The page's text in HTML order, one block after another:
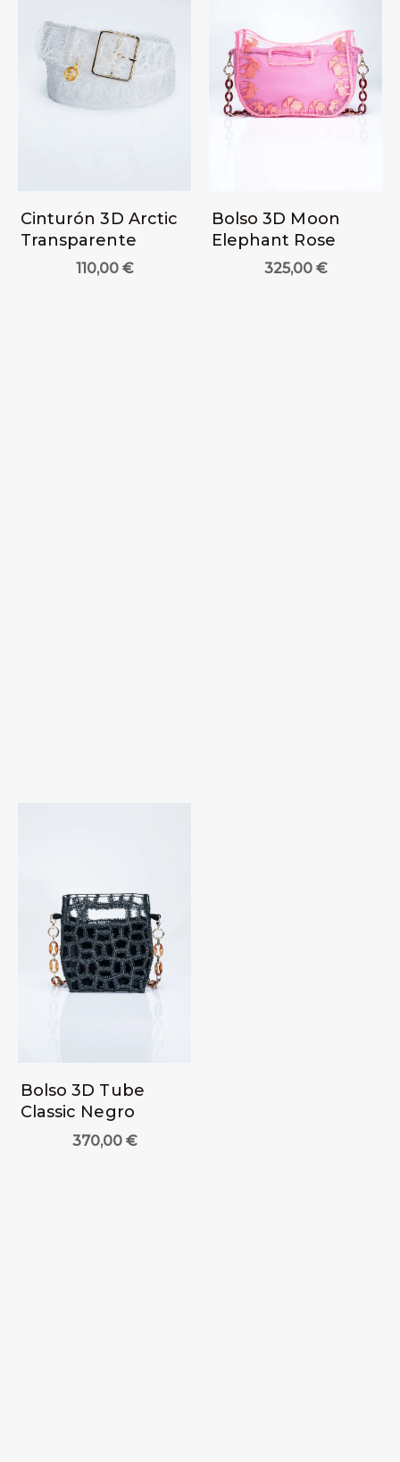
Cinturón 3D Arctic
Transparente
110,00 €
Bolso 3D Moon
Elephant Rose
325,00 €
Bolso 3D Tube
Classic Negro
370,00 €